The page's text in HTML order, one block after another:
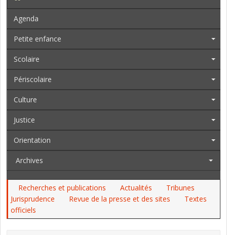
Agenda
Petite enfance
Scolaire
Périscolaire
Culture
Justice
Orientation
Archives
Recherches et publications Actualités
Tribunes
Jurisprudence
Revue de la presse et des sites
Textes
officiels